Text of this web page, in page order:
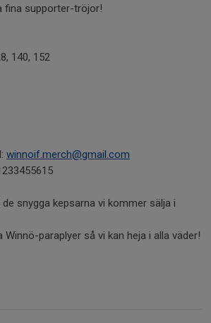
fina supporter-tröjor!
140, 152
winnoif.merch@gmail.com
snygga kepsarna vi kommer sälja i
paraplyer så vi kan heja i alla väder!